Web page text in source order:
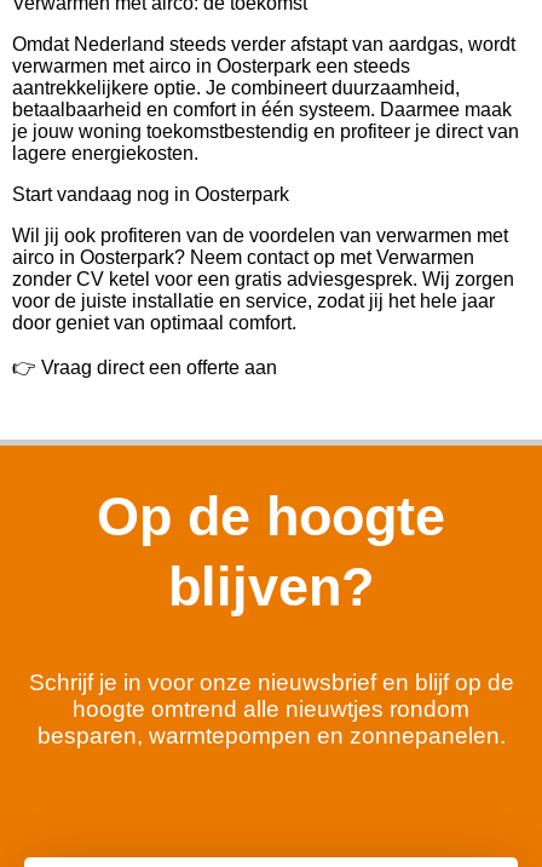
Omdat Nederland steeds verder afstapt van aardgas, wordt
verwarmen met airco in Oosterpark een steeds
aantrekkelijkere optie. Je combineert duurzaamheid,
betaalbaarheid en comfort in één systeem. Daarmee maak
je jouw woning toekomstbestendig en profiteer je direct van
lagere energiekosten.
Start vandaag nog in Oosterpark
Wil jij ook profiteren van de voordelen van verwarmen met
airco in Oosterpark? Neem contact op met Verwarmen
zonder CV ketel voor een gratis adviesgesprek. Wij zorgen
voor de juiste installatie en service, zodat jij het hele jaar
door geniet van optimaal comfort.
👉 Vraag direct een offerte aan
Op de hoogte
blijven?
Schrijf je in voor onze nieuwsbrief en blijf op de
hoogte omtrend alle nieuwtjes rondom
besparen, warmtepompen en zonnepanelen.